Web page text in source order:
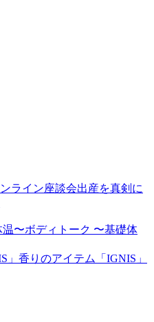
出産を真剣に
ボディトーク 〜基礎体
香りのアイテム「IGNIS」